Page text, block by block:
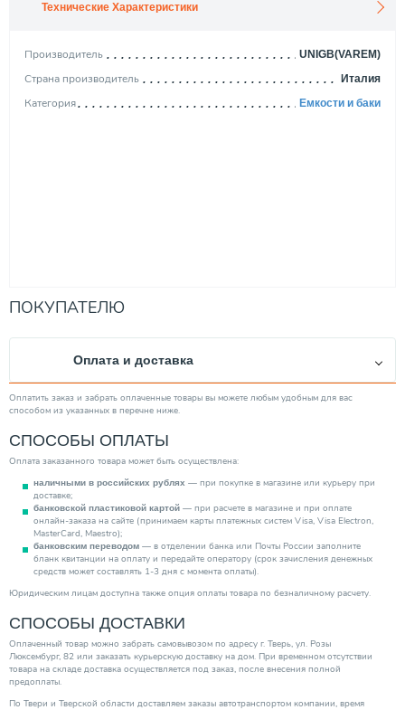
Технические Характеристики
Производитель UNIGB(VAREM)
Страна производитель Италия
Категория Емкости и баки
ПОКУПАТЕЛЮ
Оплата и доставка
Оплатить заказ и забрать оплаченные товары вы можете любым удобным для вас
способом из указанных в перечне ниже.
СПОСОБЫ ОПЛАТЫ
Оплата заказанного товара может быть осуществлена:
наличными в российских рублях — при покупке в магазине или курьеру при
доставке;
банковской пластиковой картой — при расчете в магазине и при оплате
онлайн-заказа на сайте (принимаем карты платежных систем Visa, Visa Electron,
MasterCard, Maestro);
банковским переводом — в отделении банка или Почты России заполните
бланк квитанции на оплату и передайте оператору (срок зачисления денежных
средств может составлять 1-3 дня с момента оплаты).
Юридическим лицам доступна также опция оплаты товара по безналичному расчету.
СПОСОБЫ ДОСТАВКИ
Оплаченный товар можно забрать самовывозом по адресу г. Тверь, ул. Розы
Люксембург, 82 или заказать курьерскую доставку на дом. При временном отсутствии
товара на складе доставка осуществляется под заказ, после внесения полной
предоплаты.
По Твери и Тверской области доставляем заказы автотранспортом компании, время